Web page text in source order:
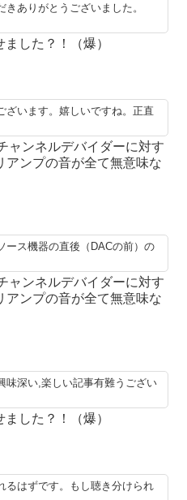
きありがとうございました。
した？！（爆）
ざいます。嬉しいですね。正直
ャンネルデバイダーに対す
ンプの音が全て無意味な
ース機器の直後（DACの前）の
ャンネルデバイダーに対す
ンプの音が全て無意味な
味深い,楽しい記事有難うござい
した？！（爆）
るはずです。もし聴き分けられ